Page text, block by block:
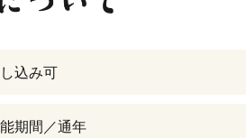
込み可
期間／通年